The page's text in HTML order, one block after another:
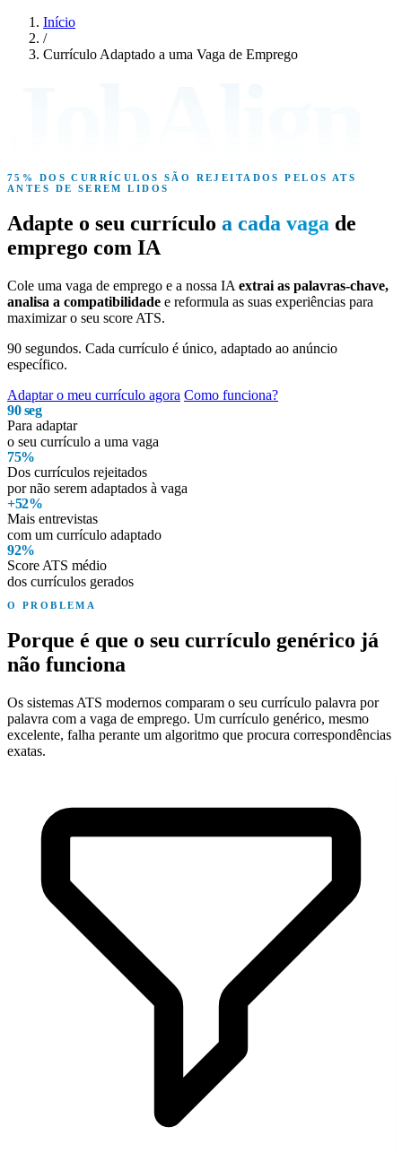
Início
/
Currículo Adaptado a uma Vaga de Emprego
75% DOS CURRÍCULOS SÃO REJEITADOS PELOS ATS
ANTES DE SEREM LIDOS
Adapte o seu currículo a cada vaga de
emprego com IA
Cole uma vaga de emprego e a nossa IA extrai as palavras-chave,
analisa a compatibilidade e reformula as suas experiências para
maximizar o seu score ATS.
90 segundos. Cada currículo é único, adaptado ao anúncio
específico.
Adaptar o meu currículo agora Como funciona?
90 seg
Para adaptar
o seu currículo a uma vaga
75%
Dos currículos rejeitados
por não serem adaptados à vaga
+52%
Mais entrevistas
com um currículo adaptado
92%
Score ATS médio
dos currículos gerados
O PROBLEMA
Porque é que o seu currículo genérico já
não funciona
Os sistemas ATS modernos comparam o seu currículo palavra por
palavra com a vaga de emprego. Um currículo genérico, mesmo
excelente, falha perante um algoritmo que procura correspondências
exatas.